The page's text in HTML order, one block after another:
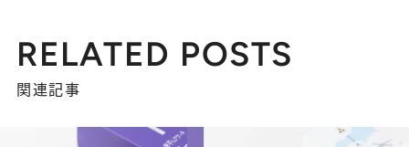
RELATED POSTS
関連記事